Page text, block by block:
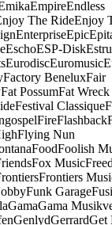
EmpireEndless
The RideEnjoy
EnterpriseEpic
EschoESP-Disk
EurodiscEuromusic
Factory BeneluxFair
Fat PossumFat Wreck
Festival Classique
FireFlashback
Flying Nun
FoodFoolish
Fox Music
Frontiers
Funk Garage
GamaGama
GenlydGerrardGet